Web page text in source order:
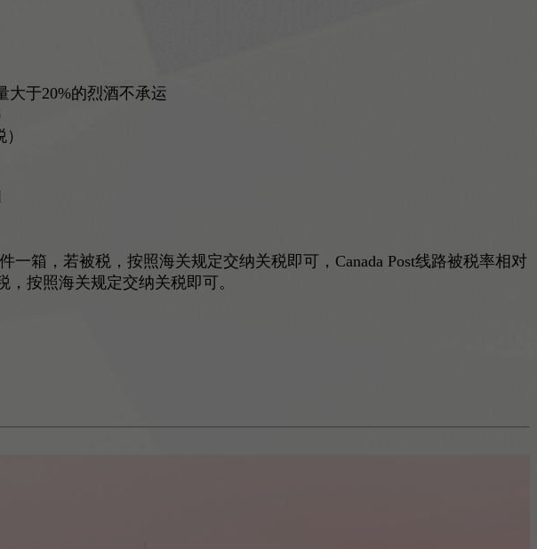
大于20%的烈酒不承运
箱，若被税，按照海关规定交纳关税即可，Canada Post线路被税率相对
按照海关规定交纳关税即可。